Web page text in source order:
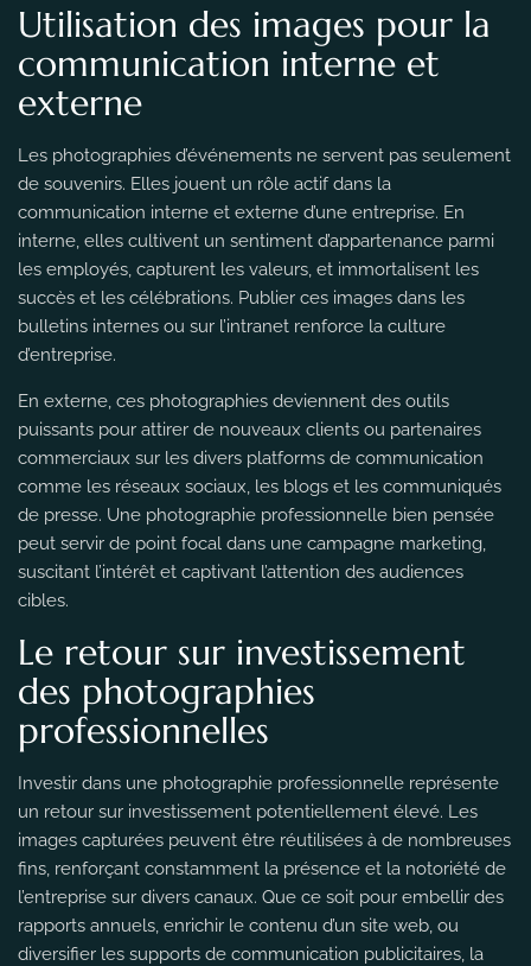
Utilisation des images pour la
communication interne et
externe
Les photographies d’événements ne servent pas seulement
de souvenirs. Elles jouent un rôle actif dans la
communication interne et externe d’une entreprise. En
interne, elles cultivent un sentiment d’appartenance parmi
les employés, capturent les valeurs, et immortalisent les
succès et les célébrations. Publier ces images dans les
bulletins internes ou sur l’intranet renforce la culture
d’entreprise.
En externe, ces photographies deviennent des outils
puissants pour attirer de nouveaux clients ou partenaires
commerciaux sur les divers platforms de communication
comme les réseaux sociaux, les blogs et les communiqués
de presse. Une photographie professionnelle bien pensée
peut servir de point focal dans une campagne marketing,
suscitant l’intérêt et captivant l’attention des audiences
cibles.
Le retour sur investissement
des photographies
professionnelles
Investir dans une photographie professionnelle représente
un retour sur investissement potentiellement élevé. Les
images capturées peuvent être réutilisées à de nombreuses
fins, renforçant constamment la présence et la notoriété de
l’entreprise sur divers canaux. Que ce soit pour embellir des
rapports annuels, enrichir le contenu d’un site web, ou
diversifier les supports de communication publicitaires, la